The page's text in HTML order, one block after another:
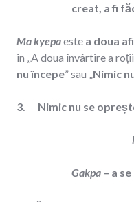
creat, a fi
Ma kyepaeste a doua
în „A doua învârtire a
nu începe” sau „Nimic
3. Nimic nu se
Gakpa – a